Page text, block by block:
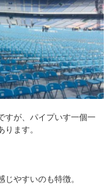
すが、パイプいす一個一
ます。
やすいのも特徴。